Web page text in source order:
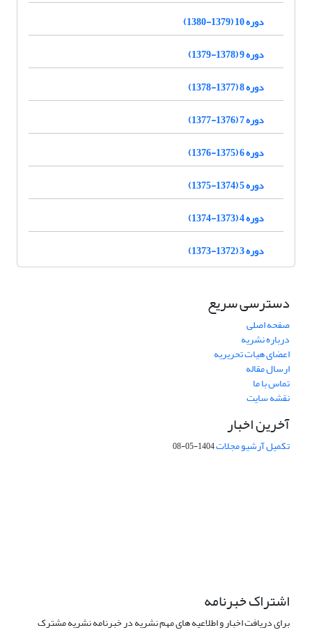
دوره 10 (1379-1380)
دوره 9 (1378-1379)
دوره 8 (1377-1378)
دوره 7 (1376-1377)
دوره 6 (1375-1376)
دوره 5 (1374-1375)
دوره 4 (1373-1374)
دوره 3 (1372-1373)
دسترسی سریع
صفحه اصلی
درباره نشریه
اعضای هیات تحریریه
ارسال مقاله
تماس با ما
نقشه سایت
آخرین اخبار
تکمیل آرشیو مجلات1404-05-08
اشتراک خبرنامه
برای دریافت اخبار و اطلاعیه های مهم نشریه در خبرنامه نشریه مشترک